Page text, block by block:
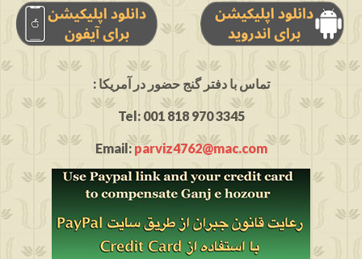
: تماس با دفتر گنج حضور در آمریکا
Tel: 001 818 970 3345
Email:parviz4762@mac.com